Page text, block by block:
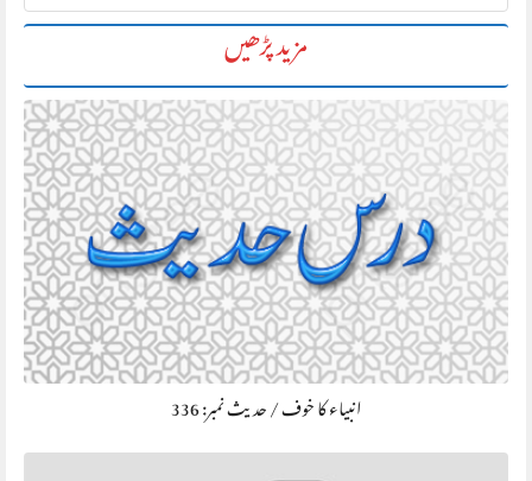
مزید پڑھیں
انبیاء کا خوف / حديث نمبر: 336